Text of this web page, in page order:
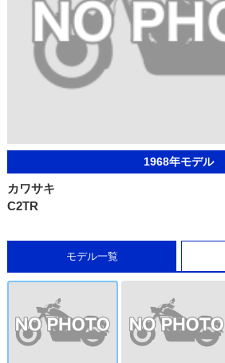
1968年モデル
カワサキ
C2TR
モデル一覧